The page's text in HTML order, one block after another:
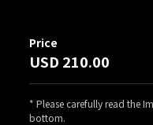
Price
USD 210.00
* Please carefully read the
bottom.